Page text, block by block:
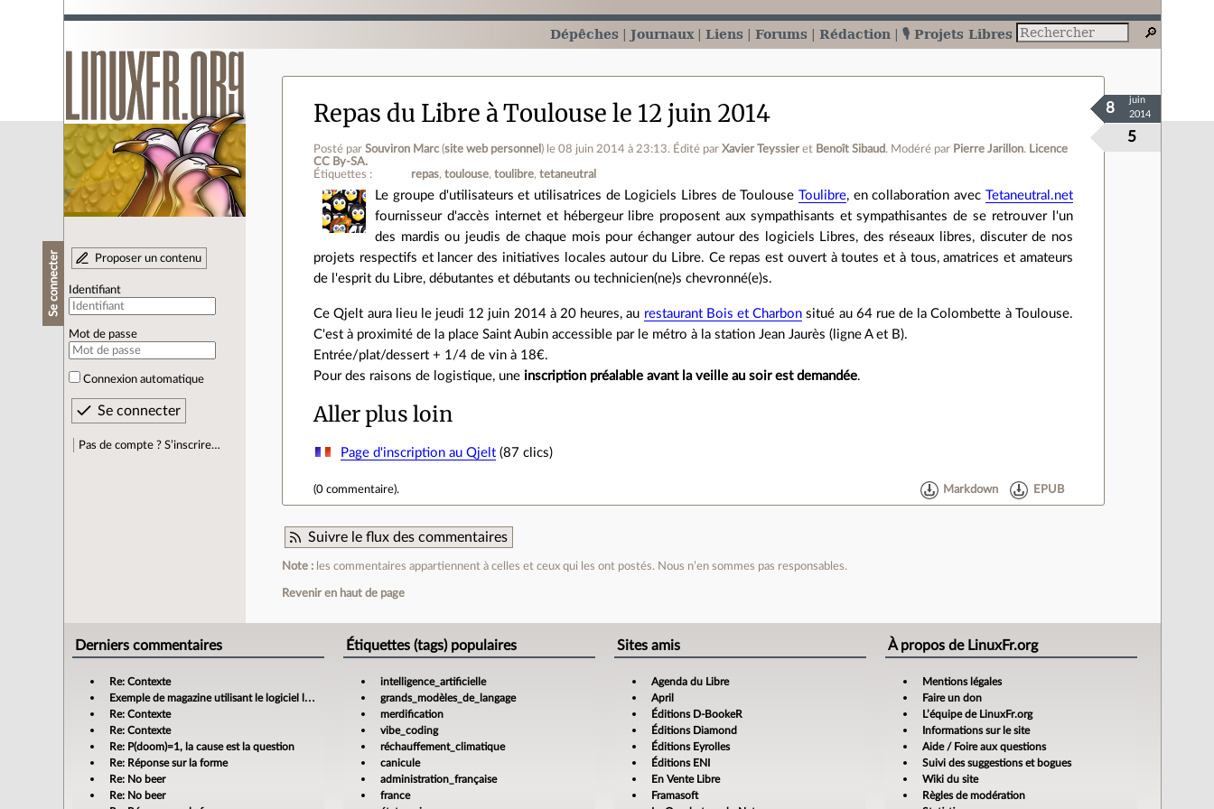
Dépêches Journaux Liens Forums Rédaction 🎙️ Projets Libres
Se connecter Proposer un contenu
Identifiant
Mot de passe
Connexion automatique
Pas de compte ? S’inscrire…
Repas du Libre à Toulouse le 12 juin 2014
Posté parSouviron Marc(site web personnel ) le 08 juin 2014 à 23:13. Édité par Xavier Teyssier et Benoît Sibaud. Modéré par Pierre Jarillon. Licence
CC By‑SA.
Étiquettes :
repas toulouse toulibre tetaneutral
5
8
juin
2014
Le groupe d'utilisateurs et utilisatrices de Logiciels Libres de ToulouseToulibre, en collaboration avec Tetaneutral.net
fournisseur d'accès internet et hébergeur libre proposent aux sympathisants et sympathisantes de se retrouver l'un
des mardis ou jeudis de chaque mois pour échanger autour des logiciels Libres, des réseaux libres, discuter de nos
projets respectifs et lancer des initiatives locales autour du Libre. Ce repas est ouvert à toutes et à tous, amatrices et amateurs
de l'esprit du Libre, débutantes et débutants ou technicien(ne)s chevronné(e)s.
Ce Qjelt aura lieu le jeudi 12 juin 2014 à 20 heures, au restaurant Bois et Charbon situé au 64 rue de la Colombette à Toulouse.
C'est à proximité de la place Saint Aubin accessible par le métro à la station Jean Jaurès (ligne A et B).
Entrée/plat/dessert + 1/4 de vin à 18€.
Pour des raisons de logistique, uneinscription préalable avant la veille au soir est demandée.
Aller plus loin
Page d'inscription au Qjelt(87 clics)
(0 commentaire). Markdown EPUB
Suivre le flux des commentaires
Note : les commentaires appartiennent à celles et ceux qui les ont postés. Nous n’en sommes pas responsables.
Revenir en haut de page
Derniers commentaires
Re: Contexte
Exemple de magazine utilisant le logiciel libre Scribus
Re: Contexte
Re: Contexte
Re: P(doom)=1, la cause est la question
Re: Réponse sur la forme
Re: No beer
Re: No beer
Étiquettes (tags) populaires
intelligence_artificielle
grands_modèles_de_langage
merdification
vibe_coding
réchauffement_climatique
canicule
administration_française
france
Sites amis
Agenda du Libre
April
Éditions D-BookeR
Éditions Diamond
Éditions Eyrolles
Éditions ENI
En Vente Libre
Framasoft
À propos de LinuxFr.org
Mentions légales
Faire un don
L’équipe de LinuxFr.org
Informations sur le site
Aide / Foire aux questions
Suivi des suggestions et bogues
Wiki du site
Règles de modération